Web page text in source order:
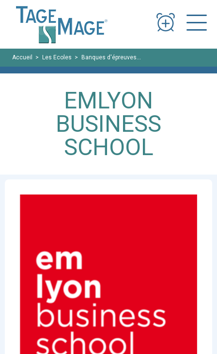
Accueil Les Ecoles Banques d'épreuves
EMLYON
BUSINESS
SCHOOL
Panneau de gestion des cookies